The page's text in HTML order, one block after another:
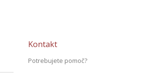
Kontakt
Potrebujete pomoč?